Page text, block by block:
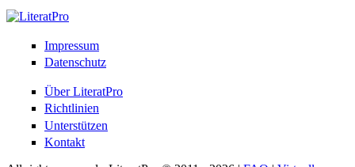
Impressum
Datenschutz
Über LiteratPro
Richtlinien
Unterstützen
Kontakt